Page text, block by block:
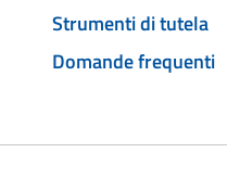
Strumenti di tutela
Domande frequenti